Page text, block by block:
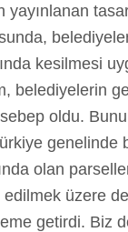
yayınlanan
kesilmesi
belediyelerin
oldu.
genelinde
olan
edilmek üzere
getirdi. Biz